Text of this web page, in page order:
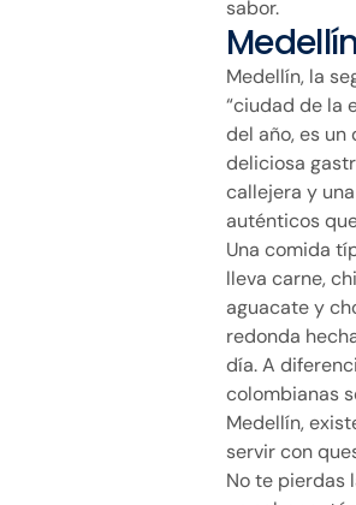
sabor.
Medellín, la
“ciudad de la
del año, es
deliciosa
callejera y
auténticos
Una comida
lleva carne,
aguacate y
redonda
día. A
colombianas
Medellín,
servir con
No te pierdas